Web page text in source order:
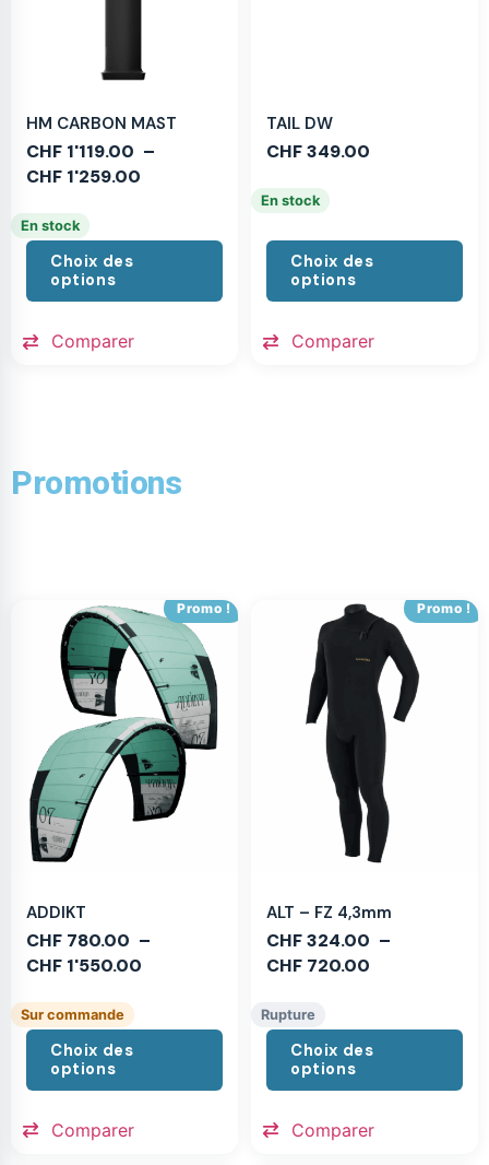
HM CARBON MAST
CHF 1'119.00 –
CHF 1'259.00
En stock
Choix des
options
Comparer
TAIL DW
CHF349.00
En stock
Choix des
options
Comparer
Promotions
Promo !
ADDIKT
CHF 780.00 –
CHF 1'550.00
Sur commande
Choix des
options
Comparer
Promo !
ALT – FZ 4,3mm
CHF324.00 –
CHF 720.00
Rupture
Choix des
options
Comparer